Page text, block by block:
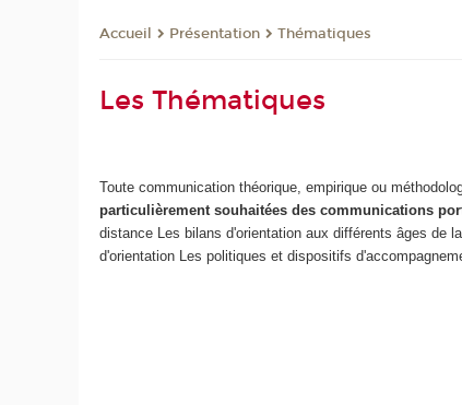
Accueil Présentation Thématiques
Les Thématiques
Toute communication théorique, empirique ou
particulièrement souhaitées des communications
distance Les bilans d'orientation aux différents âges de
d'orientation Les politiques et dispositifs